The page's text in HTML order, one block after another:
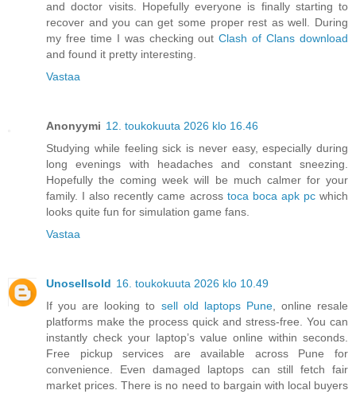
and doctor visits. Hopefully everyone is finally starting to
recover and you can get some proper rest as well. During
my free time I was checking outClash of Clans download
and found it pretty interesting.
Vastaa
Anonyymi 12. toukokuuta 2026 klo 16.46
Studying while feeling sick is never easy, especially during
long evenings with headaches and constant sneezing.
Hopefully the coming week will be much calmer for your
family. I also recently came across toca boca apk pcwhich
looks quite fun for simulation game fans.
Vastaa
Unosellsold 16. toukokuuta 2026 klo 10.49
If you are looking to sell old laptops Pune, online resale
platforms make the process quick and stress-free. You can
instantly check your laptop’s value online within seconds.
Free pickup services are available across Pune for
convenience. Even damaged laptops can still fetch fair
market prices. There is no need to bargain with local buyers